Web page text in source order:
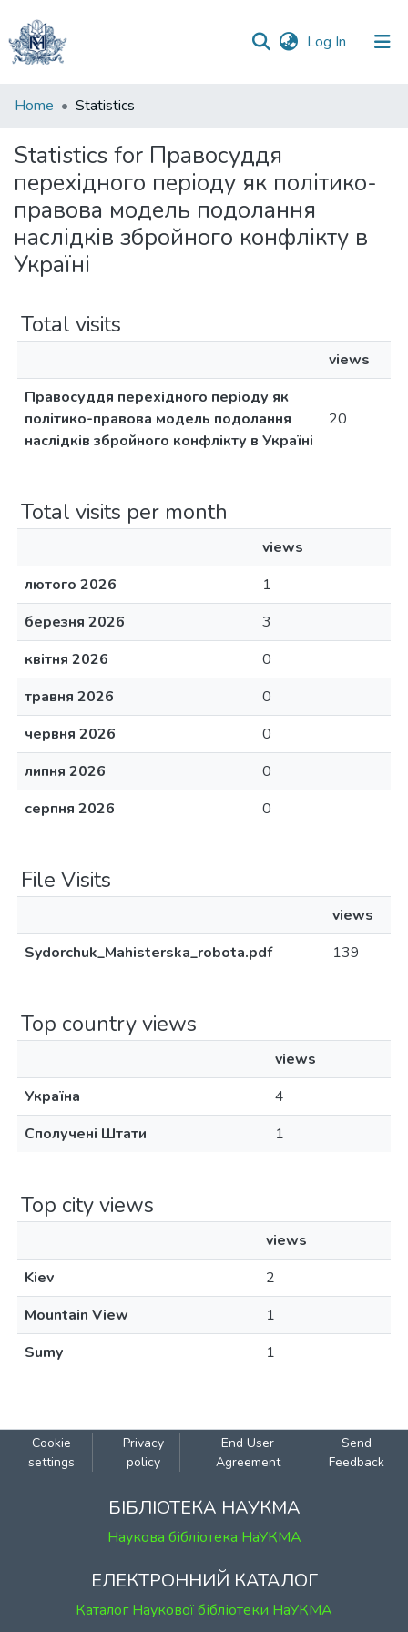
Log In (current)
Communities
Collections
All of DSpace
Home Statistics
Statistics for Правосуддя
перехідного періоду як політико-
правова модель подолання
наслідків збройного конфлікту в
Україні
Total visits
views
Правосуддя перехідного періоду як
політико-правова модель подолання
наслідків збройного конфлікту в Україні
20
Total visits per month
views
лютого 2026
1
березня 2026
3
квітня 2026
0
травня 2026
0
червня 2026
0
липня 2026
0
серпня 2026
0
File Visits
views
Sydorchuk_Mahisterska_robota.pdf
139
Top country views
views
Україна
4
Сполучені Штати
1
Top city views
views
Kiev
2
Mountain View
1
Sumy
1
Cookie
settings
Privacy
policy
End User
Agreement
Send
Feedback
БІБЛІОТЕКА НАУКМА
Наукова бібліотека НаУКМА
ЕЛЕКТРОННИЙ КАТАЛОГ
Каталог Наукової бібліотеки НаУКМА